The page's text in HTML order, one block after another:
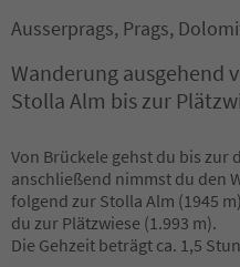
Ausserprags, Prags,
Wanderung ausgehend
Stolla Alm bis zur
Von Brückele gehst du bis zur
anschließend nimmst du den
folgend zur Stolla Alm (1945
du zur Plätzwiese (1.993 m).
Die Gehzeit beträgt ca. 1,5